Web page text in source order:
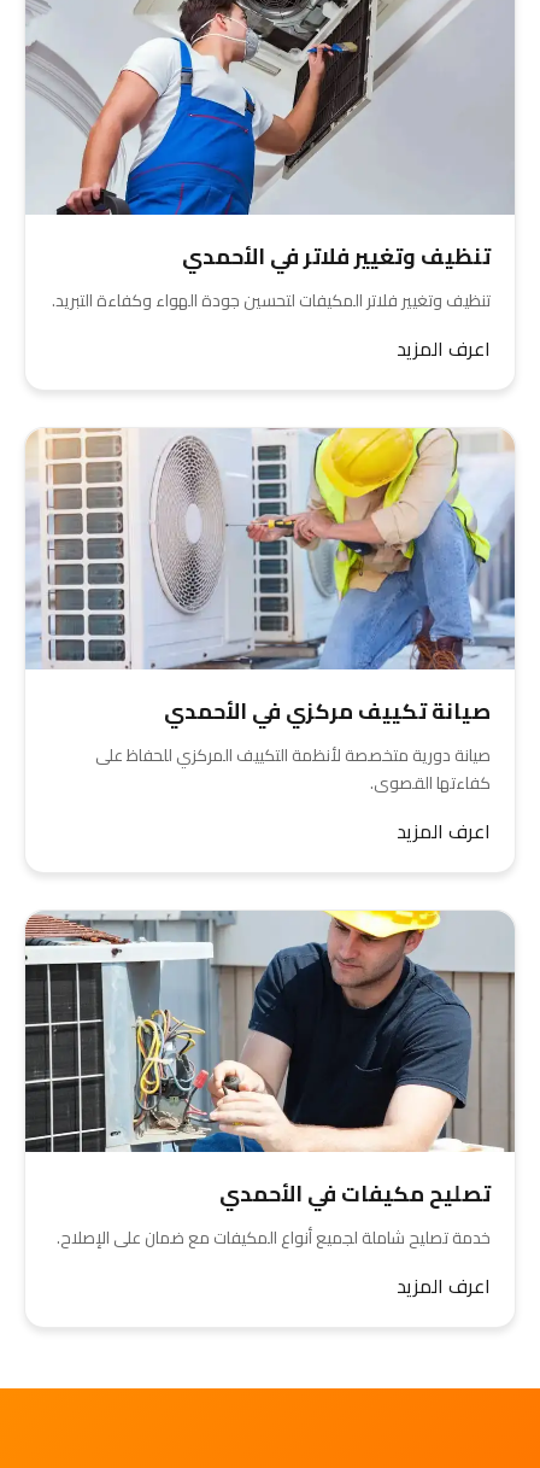
تنظيف وتغيير فلاتر في الأحمدي
تنظيف وتغيير فلاتر المكيفات لتحسين جودة الهواء وكفاءة التبريد.
اعرف المزيد
صيانة تكييف مركزي في الأحمدي
صيانة دورية متخصصة لأنظمة التكييف المركزي للحفاظ على
كفاءتها القصوى.
اعرف المزيد
تصليح مكيفات في الأحمدي
خدمة تصليح شاملة لجميع أنواع المكيفات مع ضمان على الإصلاح.
اعرف المزيد